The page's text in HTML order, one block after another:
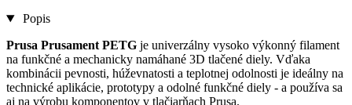
Popis
Prusa Prusament PETG je univerzálny vysoko výkonný filament
na funkčné a mechanicky namáhané 3D tlačené diely. Vďaka
kombinácii pevnosti, húževnatosti a teplotnej odolnosti je ideálny na
technické aplikácie, prototypy a odolné funkčné diely - a používa sa
aj na výrobu komponentov v tlačiarňach Prusa.